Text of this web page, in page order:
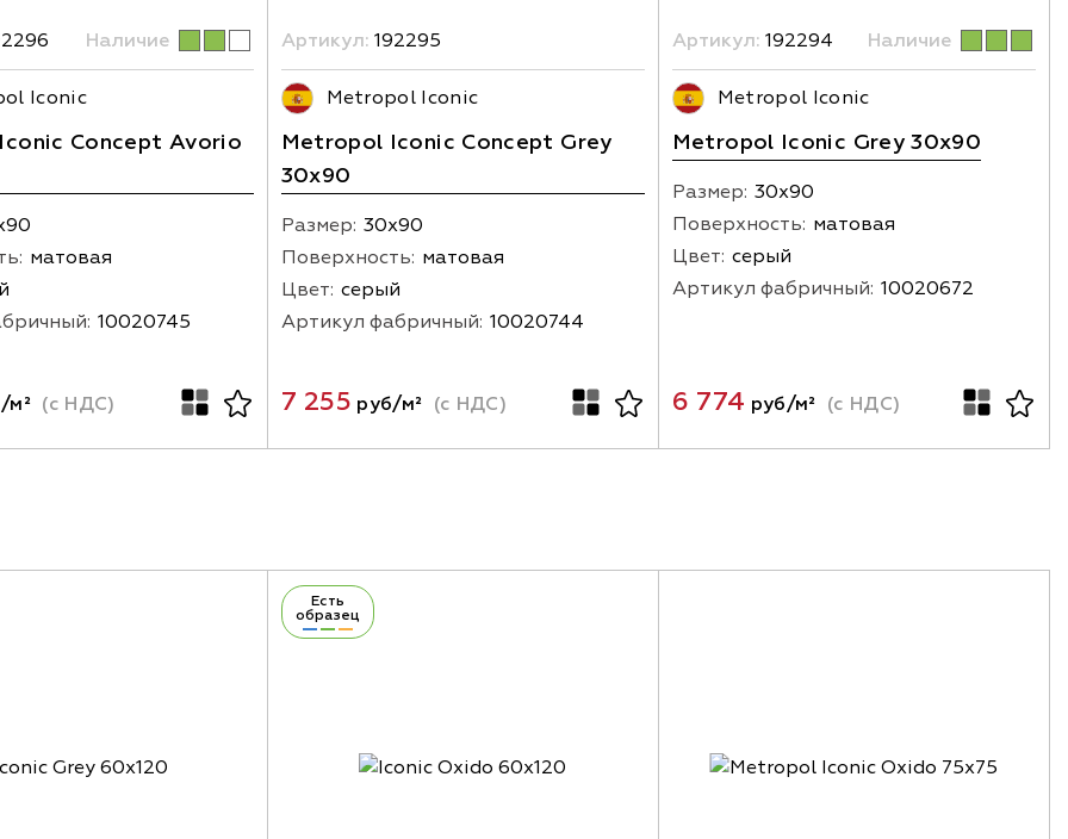
Наличие
Iconic
Concept Avorio
матовая
10020745
м² (с НДС)
Артикул: 192295
Metropol Iconic
Metropol Iconic Concept Grey
30x90
Размер: 30х90
Поверхность: матовая
Цвет: серый
Артикул фабричный: 10020744
7 255 руб/м² (с НДС)
Артикул: 192294 Наличие
Metropol Iconic
Metropol Iconic Grey 30x90
Размер: 30х90
Поверхность: матовая
Цвет: серый
Артикул фабричный: 10020672
6 774 руб/м² (с НДС)
Есть
образец